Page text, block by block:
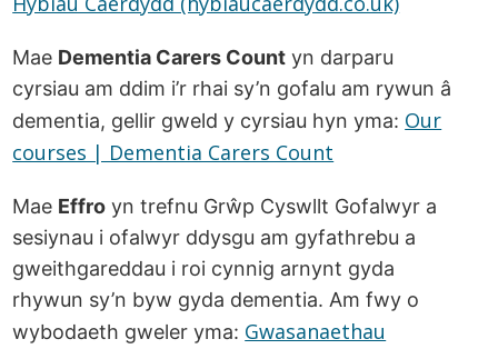
Mae Dementia Carers Count yn darparu
cyrsiau am ddim i’r rhai sy’n gofalu am rywun â
dementia, gellir gweld y cyrsiau hyn yma: Our
courses | Dementia Carers Count
Mae Effro yn trefnu Grŵp Cyswllt Gofalwyr a
sesiynau i ofalwyr ddysgu am gyfathrebu a
gweithgareddau i roi cynnig arnynt gyda
rhywun sy’n byw gyda dementia. Am fwy o
wybodaeth gweler yma: Gwasanaethau